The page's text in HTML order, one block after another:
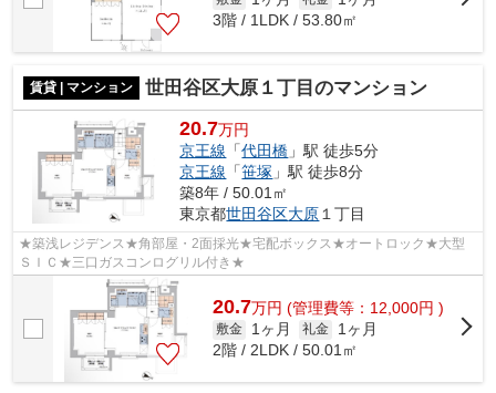
3階 / 1LDK / 53.80㎡
賃貸 | マンション 世田谷区大原１丁目のマンション
20.7万円
京王線 「代田橋 」駅 徒歩5分
京王線 「笹塚 」駅 徒歩8分
築8年 / 50.01㎡
東京都世田谷区大原 １丁目
★築浅レジデンス★角部屋・2面採光★宅配ボックス★オートロック★大型
ＳＩＣ★三口ガスコンログリル付き★
20.7万円 (管理費等：12,000円 )
敷金 1ヶ月 礼金
1ヶ月
2階 / 2LDK / 50.01㎡